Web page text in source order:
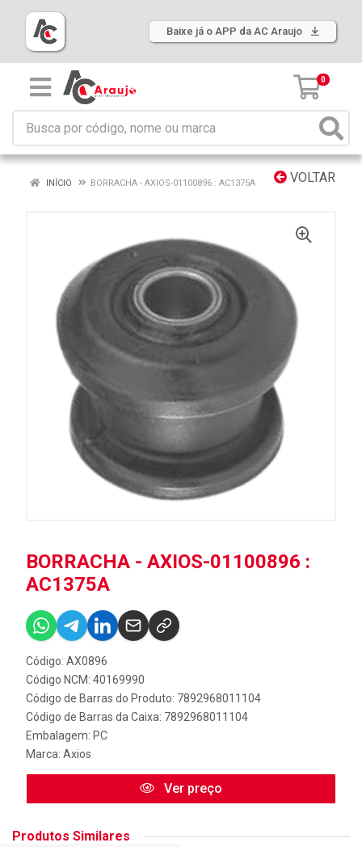
Baixe já o APP da AC Araujo
0
VOLTAR
INÍCIO BORRACHA - AXIOS-01100896 : AC1375A
BORRACHA - AXIOS-01100896 :
AC1375A
Código: AX0896
Código NCM: 40169990
Código de Barras do Produto: 7892968011104
Código de Barras da Caixa: 7892968011104
Embalagem: PC
Marca: Axios
Ver preço
Produtos Similares